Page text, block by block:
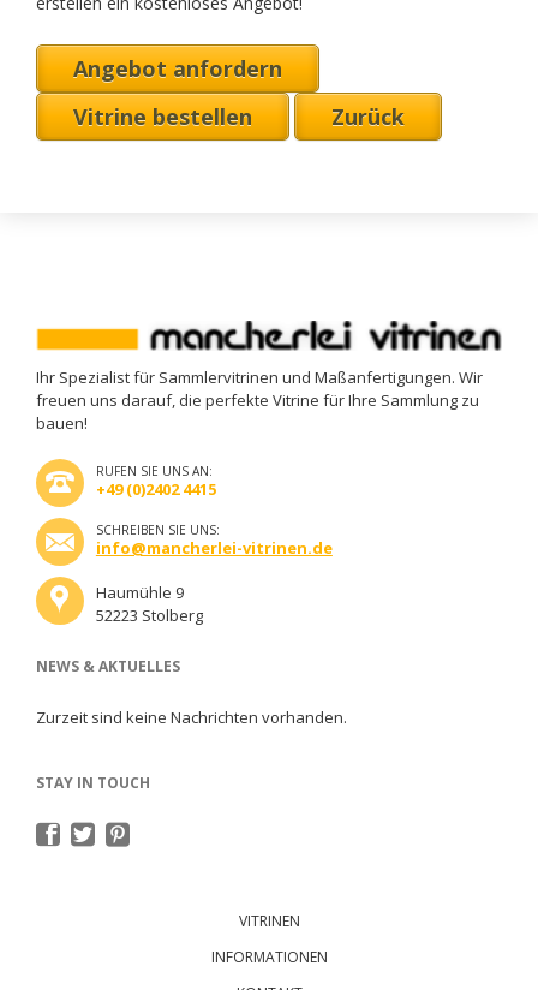
Angebot anfordern
Vitrine bestellen
Zurück
Ihr Spezialist für Sammlervitrinen und Maßanfertigungen. Wir
freuen uns darauf, die perfekte Vitrine für Ihre Sammlung zu
bauen!
RUFEN SIE UNS AN:
+49 (0)2402 4415
SCHREIBEN SIE UNS:
info@mancherlei-vitrinen.de
Haumühle 9
52223 Stolberg
NEWS & AKTUELLES
Zurzeit sind keine Nachrichten vorhanden.
STAY IN TOUCH
VITRINEN
INFORMATIONEN